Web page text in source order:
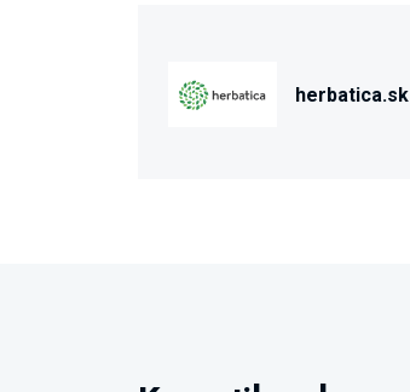
herbatica.sk